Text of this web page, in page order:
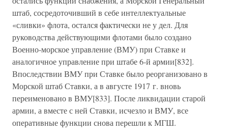
штаб, сосредоточивший в себе интеллектуальные
«сливки» флота, остался фактически не у дел. Для
руководства действующими флотами было создано
Военно-морское управление (ВМУ) при Ставке и
аналогичное управление при штабе 6-й армии[832].
Впоследствии ВМУ при Ставке было реорганизовано в
Морской штаб Ставки, а в августе 1917 г. вновь
переименовано в ВМУ[833]. После ликвидации старой
армии, а вместе с ней Ставки, исчезло и ВМУ, все
оперативные функции снова перешли к МГШ.